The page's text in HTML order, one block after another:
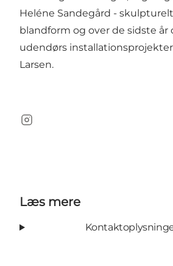
Heléne Sandegård -
blandform og over de sidste år
udendørs installationsprojekter
Larsen.
Instagram
Læs mere